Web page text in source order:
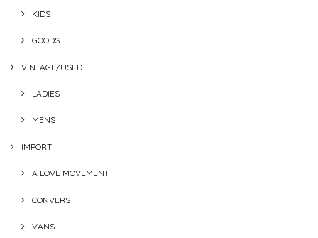
KIDS
GOODS
VINTAGE/USED
LADIES
MENS
IMPORT
A LOVE MOVEMENT
CONVERS
VANS